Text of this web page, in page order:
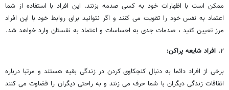
ممکن است با اظهارات خود به کسی صدمه بزنند. این افراد با استفاده از شما
اعتماد به نفس خود را تقویت می ‎کنند و اگر نتوانید برای روابط خود با این افراد
مرز تعیین کنید ، صدمات جدی به احساسات و اعتماد به نفستان وارد خواهد شد.
۲. افراد شایعه پراکن:
برخی از افراد دائما به دنبال کنجکاوی کردن در زندگی بقیه هستند و مرتبا درباره
اتفاقات زندگی دیگران با شما حرف می ‎زنند و به راحتی دیگران را قضاوت می ‎کنند